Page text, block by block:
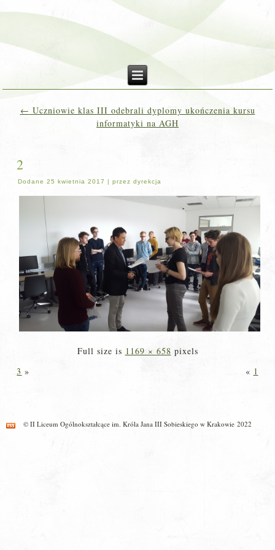
← Uczniowie klas III odebrali dyplomy ukończenia kursu
informatyki na AGH
2
Dodane 25 kwietnia 2017 |przez dyrekcja
Full size is 1169 × 658 pixels
3 » « 1
© II Liceum Ogólnokształcące im. Króla Jana III Sobieskiego w Krakowie 2022